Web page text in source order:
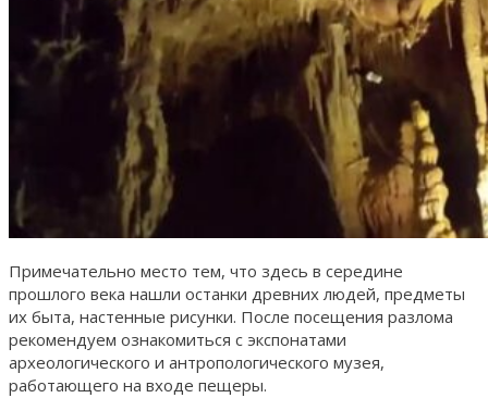
Примечательно место тем, что здесь в середине
прошлого века нашли останки древних людей, предметы
их быта, настенные рисунки. После посещения разлома
рекомендуем ознакомиться с экспонатами
археологического и антропологического музея,
работающего на входе пещеры.